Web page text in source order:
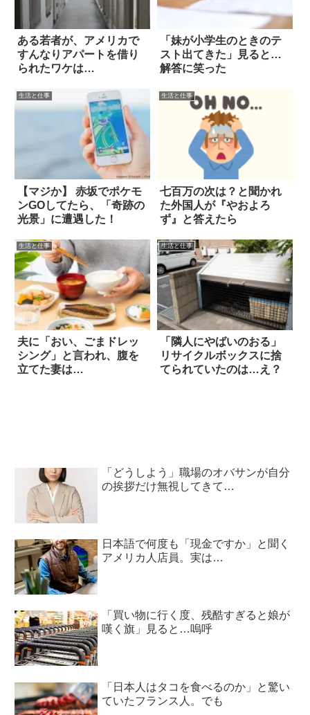
ある若者が、アメリカで
すんなりアパートを借り
られたワケは…
「妹が小学生のときのテ
スト出てきた」見ると…
解答に笑った
生活と仕事
【マジか】 赤坂でポケモ
ンGOしてたら、「奇跡の
光景」に遭遇した！
生活と仕事
七百万の次は？と聞かれ
た外国人が『やおよろ
ず』と答えたら
生活と仕事
夫に「おい、ごまドレッ
シング」と言われ、腹を
立てた妻は…
生活と仕事
「隣人にやばいのおる」
リサイクルボックスに捨
てられていたのは…え？
「どうしよう」職場のオバサンが自分
の挨拶だけ無視してきて…
日本語で何度も「現金ですか」と聞く
アメリカ人店員。実は…
「買い物に行く度、残酷すぎると娘が
嘆く旗」見ると…嗚呼
「日本人はタコを食べるのか」と驚い
ていたフランス人。でも